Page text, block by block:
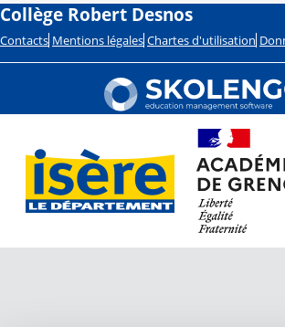
Collège Robert Desnos
Contacts Mentions légales Chartes d'utilisation